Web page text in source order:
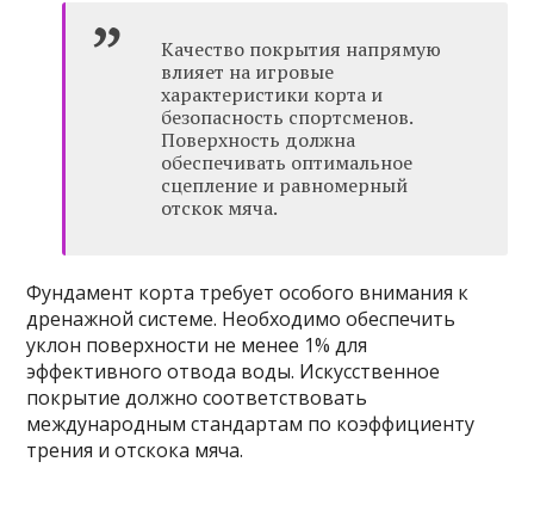
Качество покрытия напрямую
влияет на игровые
характеристики корта и
безопасность спортсменов.
Поверхность должна
обеспечивать оптимальное
сцепление и равномерный
отскок мяча.
Фундамент корта требует особого внимания к
дренажной системе. Необходимо обеспечить
уклон поверхности не менее 1% для
эффективного отвода воды. Искусственное
покрытие должно соответствовать
международным стандартам по коэффициенту
трения и отскока мяча.